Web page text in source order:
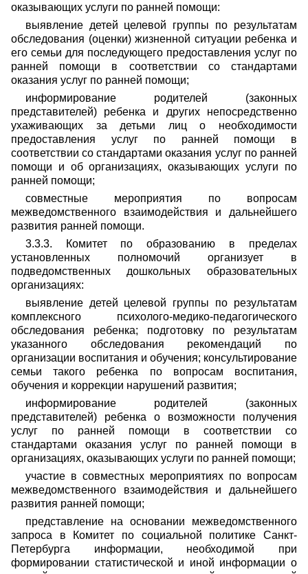
оказывающих услуги по ранней помощи:
выявление детей целевой группы по результатам
обследования (оценки) жизненной ситуации ребенка и
его семьи для последующего предоставления услуг по
ранней помощи в соответствии со стандартами
оказания услуг по ранней помощи;
информирование родителей (законных
представителей) ребенка и других непосредственно
ухаживающих за детьми лиц о необходимости
предоставления услуг по ранней помощи в
соответствии со стандартами оказания услуг по ранней
помощи и об организациях, оказывающих услуги по
ранней помощи;
совместные мероприятия по вопросам
межведомственного взаимодействия и дальнейшего
развития ранней помощи.
3.3.3. Комитет по образованию в пределах
установленных полномочий организует в
подведомственных дошкольных образовательных
организациях:
выявление детей целевой группы по результатам
комплексного психолого-медико-педагогического
обследования ребенка; подготовку по результатам
указанного обследования рекомендаций по
организации воспитания и обучения; консультирование
семьи такого ребенка по вопросам воспитания,
обучения и коррекции нарушений развития;
информирование родителей (законных
представителей) ребенка о возможности получения
услуг по ранней помощи в соответствии со
стандартами оказания услуг по ранней помощи в
организациях, оказывающих услуги по ранней помощи;
участие в совместных мероприятиях по вопросам
межведомственного взаимодействия и дальнейшего
развития ранней помощи;
представление на основании межведомственного
запроса в Комитет по социальной политике Санкт-
Петербурга информации, необходимой при
формировании статистической и иной информации о